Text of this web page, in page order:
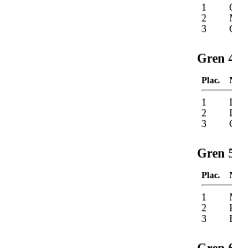
1
2
3
Gren
Plac.
1
2
3
Gren
Plac.
1
2
3